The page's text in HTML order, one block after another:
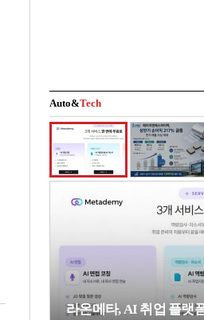
Auto&Tech
라온메타, AI 취업 플랫